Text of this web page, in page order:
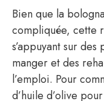
Bien que la
compliquée, cette
s’appuyant sur
manger et des
l’emploi. Pour
d’huile d’olive